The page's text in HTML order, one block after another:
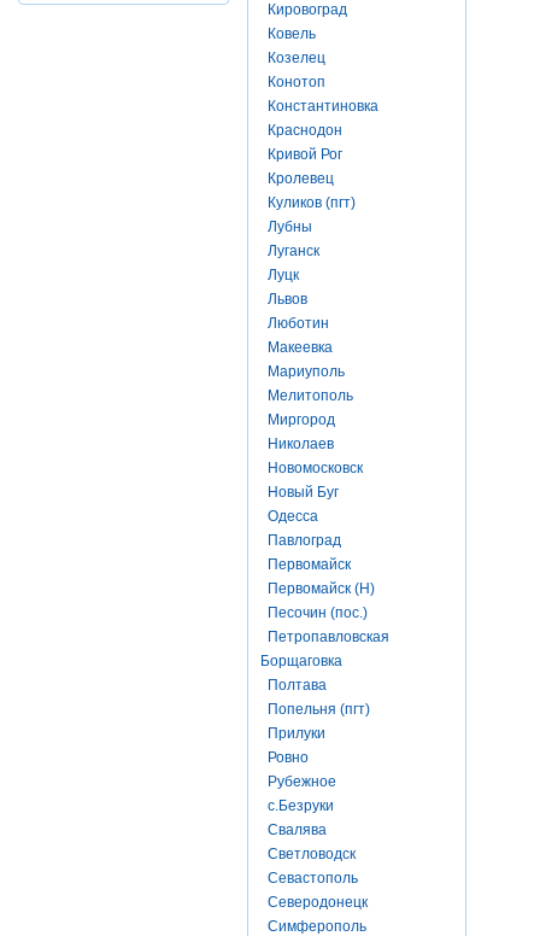
Кировоград
Ковель
Козелец
Конотоп
Константиновка
Краснодон
Кривой Рог
Кролевец
Куликов (пгт)
Лубны
Луганск
Луцк
Львов
Люботин
Макеевка
Мариуполь
Мелитополь
Миргород
Николаев
Новомосковск
Новый Буг
Одесса
Павлоград
Первомайск
Первомайск (Н)
Песочин (пос.)
Петропавловская
Борщаговка
Полтава
Попельня (пгт)
Прилуки
Ровно
Рубежное
с.Безруки
Свалява
Светловодск
Севастополь
Северодонецк
Симферополь